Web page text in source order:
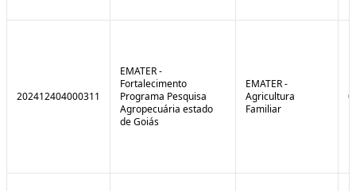
202412404000311
EMATER -
Fortalecimento
Programa Pesquisa
Agropecuária estado
de Goiás
EMATER -
Agricultura
Familiar